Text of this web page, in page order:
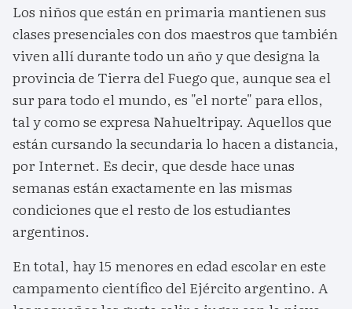
Los niños que están en primaria mantienen sus
clases presenciales con dos maestros que también
viven allí durante todo un año y que designa la
provincia de Tierra del Fuego que, aunque sea el
sur para todo el mundo, es "el norte" para ellos,
tal y como se expresa Nahueltripay. Aquellos que
están cursando la secundaria lo hacen a distancia,
por Internet. Es decir, que desde hace unas
semanas están exactamente en las mismas
condiciones que el resto de los estudiantes
argentinos.
En total, hay 15 menores en edad escolar en este
campamento científico del Ejército argentino. A